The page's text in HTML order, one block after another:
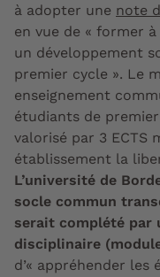
à adopter une note
en vue de « former
un développement
premier cycle ». Le
enseignement
étudiants de
valorisé par 3 ECTS
établissement la
L’université de
socle commun
serait complété par
disciplinaire
d’« appréhender